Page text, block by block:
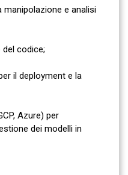
manipolazione e analisi
codice;
il deployment e la
Azure) per
dei modelli in